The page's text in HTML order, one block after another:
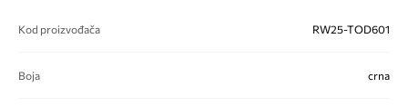
Kod proizvođača RW25-TOD601
Boja crna